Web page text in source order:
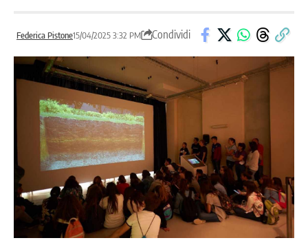
Federica Pistone15/04/2025 3:32 PM Condividi